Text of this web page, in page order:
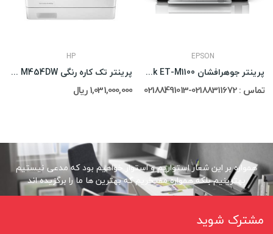
HP
پرینتر تک کاره رنگی Hp M454DW
1,031,000,000 ریال
EPSON
پرینتر جوهرافشان EcoTank ET-M1100
تماس : 02188311672-02188491013
همواره بر این شعار استواریم و استوار خواهیم بود که مدعی نیستیم
بهترینیم بلکه همواره مفتخریم که بهترین ها ما را برگزیده اند
مشترک شوید